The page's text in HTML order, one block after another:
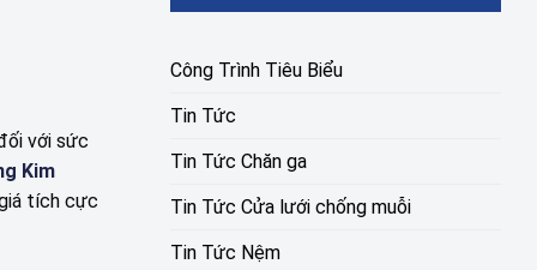
với sức
Kim
tích cực
Công Trình Tiêu Biểu
Tin Tức
Tin Tức Chăn ga
Tin Tức Cửa lưới chống muỗi
Tin Tức Nệm